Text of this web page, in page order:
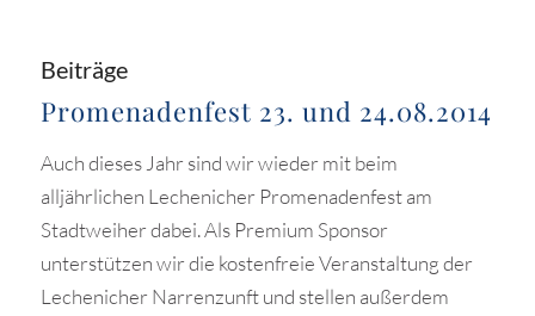
Beiträge
Promenadenfest 23. und 24.08.2014
Auch dieses Jahr sind wir wieder mit beim
alljährlichen Lechenicher Promenadenfest am
Stadtweiher dabei. Als Premium Sponsor
unterstützen wir die kostenfreie Veranstaltung der
Lechenicher Narrenzunft und stellen außerdem